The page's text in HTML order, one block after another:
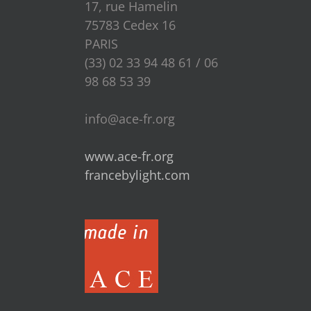
17, rue Hamelin
75783 Cedex 16
PARIS
(33) 02 33 94 48 61 / 06
98 68 53 39
info@ace-fr.org
www.ace-fr.org
francebylight.com